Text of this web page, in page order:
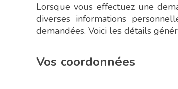
Lorsque vous effectuez une
diverses informations
demandées. Voici les détails
Vos coordonnées